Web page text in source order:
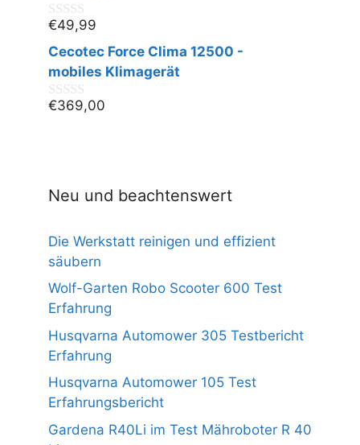
0
v
o
n
€49,99
Cecotec Force Clima 12500 -
mobiles Klimagerät
0
€369,00
Neu und beachtenswert
Die Werkstatt reinigen und effizient
säubern
Wolf-Garten Robo Scooter 600 Test
Erfahrung
Husqvarna Automower 305 Testbericht
Erfahrung
Husqvarna Automower 105 Test
Erfahrungsbericht
Gardena R40Li im Test Mähroboter R 40